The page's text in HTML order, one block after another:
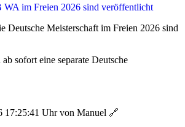
im Freien 2026 sind veröffentlicht
Deutsche Meisterschaft im Freien 2026 sind
sofort eine separate Deutsche
17:25:41 Uhr von Manuel 🔗